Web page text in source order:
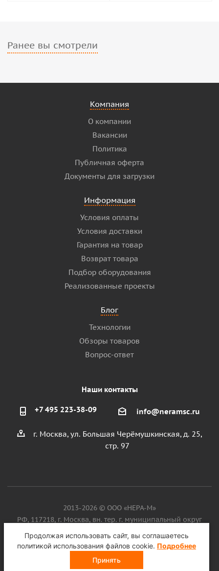
Ранее вы смотрели
Компания
О компании
Вакансии
Политика
Публичная оферта
Документы для загрузки
Информация
Условия оплаты
Условия доставки
Гарантия на товар
Возврат товара
Подбор оборудования
Реализованные проекты
Блог
Технологии
Обзоры товаров
Вопрос-ответ
Наши контакты
+7 495 223-38-09 info@neramsc.ru
г. Москва, ул. Большая Черёмушкинская, д. 25,
стр. 97
2013-2026 © ООО «НЕРА-М»
РФ, 117218, г. Москва, вн. тер. г. муниципальный округ
Котловка, ул. Большая Черёмушкинская, д. 25, стр. 97, ИНН
9718086924, ОГРН 1187746099750
Продолжая использовать сайт, вы соглашаетесь
политикой использования файлов cookie. Подробнее
Принять